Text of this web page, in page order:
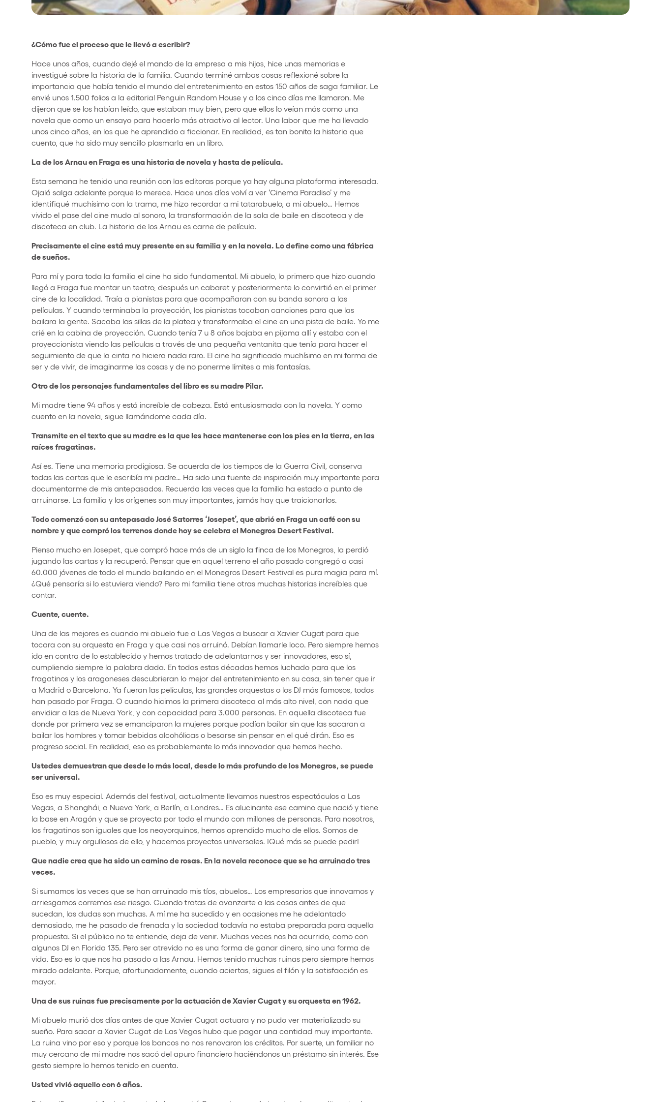
¿Cómo fue el proceso que le llevó a escribir?
Hace unos años, cuando dejé el mando de la empresa a mis hijos, hice unas memorias e
investigué sobre la historia de la familia. Cuando terminé ambas cosas reflexioné sobre la
importancia que había tenido el mundo del entretenimiento en estos 150 años de saga familiar. Le
envié unos 1.500 folios a la editorial Penguin Random House y a los cinco días me llamaron. Me
dijeron que se los habían leído, que estaban muy bien, pero que ellos lo veían más como una
novela que como un ensayo para hacerlo más atractivo al lector. Una labor que me ha llevado
unos cinco años, en los que he aprendido a ficcionar. En realidad, es tan bonita la historia que
cuento, que ha sido muy sencillo plasmarla en un libro.
La de los Arnau en Fraga es una historia de novela y hasta de película.
Esta semana he tenido una reunión con las editoras porque ya hay alguna plataforma interesada.
Ojalá salga adelante porque lo merece. Hace unos días volví a ver ‘Cinema Paradiso’ y me
identifiqué muchísimo con la trama, me hizo recordar a mi tatarabuelo, a mi abuelo… Hemos
vivido el pase del cine mudo al sonoro, la transformación de la sala de baile en discoteca y de
discoteca en club. La historia de los Arnau es carne de película.
Precisamente el cine está muy presente en su familia y en la novela. Lo define como una fábrica
de sueños.
Para mí y para toda la familia el cine ha sido fundamental. Mi abuelo, lo primero que hizo cuando
llegó a Fraga fue montar un teatro, después un cabaret y posteriormente lo convirtió en el primer
cine de la localidad. Traía a pianistas para que acompañaran con su banda sonora a las
películas. Y cuando terminaba la proyección, los pianistas tocaban canciones para que las
bailara la gente. Sacaba las sillas de la platea y transformaba el cine en una pista de baile. Yo me
crié en la cabina de proyección. Cuando tenía 7 u 8 años bajaba en pijama allí y estaba con el
proyeccionista viendo las películas a través de una pequeña ventanita que tenía para hacer el
seguimiento de que la cinta no hiciera nada raro. El cine ha significado muchísimo en mi forma de
ser y de vivir, de imaginarme las cosas y de no ponerme límites a mis fantasías.
Otro de los personajes fundamentales del libro es su madre Pilar.
Mi madre tiene 94 años y está increíble de cabeza. Está entusiasmada con la novela. Y como
cuento en la novela, sigue llamándome cada día.
Transmite en el texto que su madre es la que les hace mantenerse con los pies en la tierra, en las
raíces fragatinas.
Así es. Tiene una memoria prodigiosa. Se acuerda de los tiempos de la Guerra Civil, conserva
todas las cartas que le escribía mi padre… Ha sido una fuente de inspiración muy importante para
documentarme de mis antepasados. Recuerda las veces que la familia ha estado a punto de
arruinarse. La familia y los orígenes son muy importantes, jamás hay que traicionarlos.
Todo comenzó con su antepasado José Satorres ‘Josepet’, que abrió en Fraga un café con su
nombre y que compró los terrenos donde hoy se celebra el Monegros Desert Festival.
Pienso mucho en Josepet, que compró hace más de un siglo la finca de los Monegros, la perdió
jugando las cartas y la recuperó. Pensar que en aquel terreno el año pasado congregó a casi
60.000 jóvenes de todo el mundo bailando en el Monegros Desert Festival es pura magia para mí.
¿Qué pensaría si lo estuviera viendo? Pero mi familia tiene otras muchas historias increíbles que
contar.
Cuente, cuente.
Una de las mejores es cuando mi abuelo fue a Las Vegas a buscar a Xavier Cugat para que
tocara con su orquesta en Fraga y que casi nos arruinó. Debían llamarle loco. Pero siempre hemos
ido en contra de lo establecido y hemos tratado de adelantarnos y ser innovadores, eso sí,
cumpliendo siempre la palabra dada. En todas estas décadas hemos luchado para que los
fragatinos y los aragoneses descubrieran lo mejor del entretenimiento en su casa, sin tener que ir
a Madrid o Barcelona. Ya fueran las películas, las grandes orquestas o los DJ más famosos, todos
han pasado por Fraga. O cuando hicimos la primera discoteca al más alto nivel, con nada que
envidiar a las de Nueva York, y con capacidad para 3.000 personas. En aquella discoteca fue
donde por primera vez se emanciparon la mujeres porque podían bailar sin que las sacaran a
bailar los hombres y tomar bebidas alcohólicas o besarse sin pensar en el qué dirán. Eso es
progreso social. En realidad, eso es probablemente lo más innovador que hemos hecho.
Ustedes demuestran que desde lo más local, desde lo más profundo de los Monegros, se puede
ser universal.
Eso es muy especial. Además del festival, actualmente llevamos nuestros espectáculos a Las
Vegas, a Shanghái, a Nueva York, a Berlín, a Londres… Es alucinante ese camino que nació y tiene
la base en Aragón y que se proyecta por todo el mundo con millones de personas. Para nosotros,
los fragatinos son iguales que los neoyorquinos, hemos aprendido mucho de ellos. Somos de
pueblo, y muy orgullosos de ello, y hacemos proyectos universales. ¡Qué más se puede pedir!
Que nadie crea que ha sido un camino de rosas. En la novela reconoce que se ha arruinado tres
veces.
Si sumamos las veces que se han arruinado mis tíos, abuelos… Los empresarios que innovamos y
arriesgamos corremos ese riesgo. Cuando tratas de avanzarte a las cosas antes de que
sucedan, las dudas son muchas. A mí me ha sucedido y en ocasiones me he adelantado
demasiado, me he pasado de frenada y la sociedad todavía no estaba preparada para aquella
propuesta. Si el público no te entiende, deja de venir. Muchas veces nos ha ocurrido, como con
algunos DJ en Florida 135. Pero ser atrevido no es una forma de ganar dinero, sino una forma de
vida. Eso es lo que nos ha pasado a las Arnau. Hemos tenido muchas ruinas pero siempre hemos
mirado adelante. Porque, afortunadamente, cuando aciertas, sigues el filón y la satisfacción es
mayor.
Una de sus ruinas fue precisamente por la actuación de Xavier Cugat y su orquesta en 1962.
Mi abuelo murió dos días antes de que Xavier Cugat actuara y no pudo ver materializado su
sueño. Para sacar a Xavier Cugat de Las Vegas hubo que pagar una cantidad muy importante.
La ruina vino por eso y porque los bancos no nos renovaron los créditos. Por suerte, un familiar no
muy cercano de mi madre nos sacó del apuro financiero haciéndonos un préstamo sin interés. Ese
gesto siempre lo hemos tenido en cuenta.
Usted vivió aquello con 6 años.